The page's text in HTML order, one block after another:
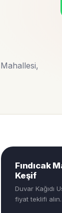
Fındıcak
Keşif
Duvar Kağıdı
fiyat teklifi alın.